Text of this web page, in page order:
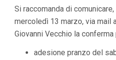
Si raccomanda di
mercoledì 13 marzo, via mail
Giovanni Vecchio la conferma
adesione pranzo del